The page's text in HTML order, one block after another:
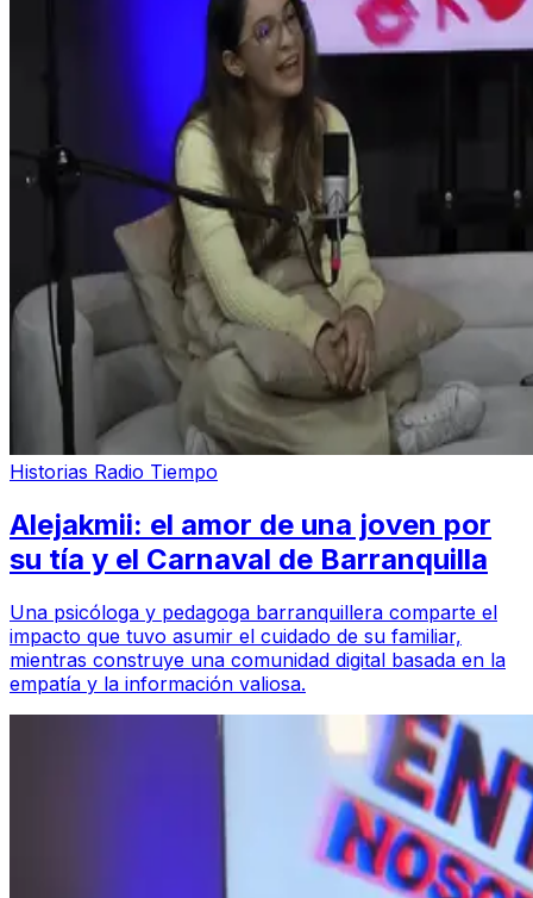
Historias Radio Tiempo
Alejakmii: el amor de una joven por
su tía y el Carnaval de Barranquilla
Una psicóloga y pedagoga barranquillera comparte el
impacto que tuvo asumir el cuidado de su familiar,
mientras construye una comunidad digital basada en la
empatía y la información valiosa.